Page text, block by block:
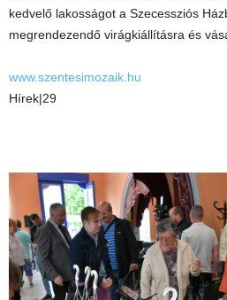
kedvelő lakosságot a Szecessziós
megrendezendő virágkiállításra és
www.szentesimozaik.hu
Hírek|29